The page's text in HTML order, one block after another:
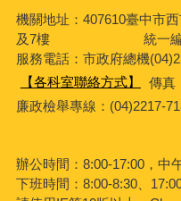
機關地址：407610臺中市
及7樓 統一編號
服務電話：市政府總機
【各科室聯絡方式】
傳真
廉政檢舉專線：(04)2217-
辦公時間：8:00-17:00，中
下班時間：8:00-8:30、